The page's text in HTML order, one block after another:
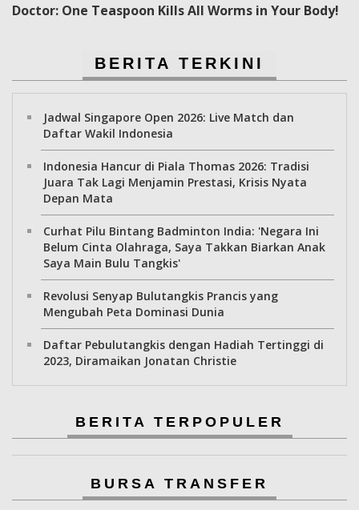
Doctor: One Teaspoon Kills All Worms in Your Body!
BERITA TERKINI
Jadwal Singapore Open 2026: Live Match dan
Daftar Wakil Indonesia
Indonesia Hancur di Piala Thomas 2026: Tradisi
Juara Tak Lagi Menjamin Prestasi, Krisis Nyata
Depan Mata
Curhat Pilu Bintang Badminton India: 'Negara Ini
Belum Cinta Olahraga, Saya Takkan Biarkan Anak
Saya Main Bulu Tangkis'
Revolusi Senyap Bulutangkis Prancis yang
Mengubah Peta Dominasi Dunia
Daftar Pebulutangkis dengan Hadiah Tertinggi di
2023, Diramaikan Jonatan Christie
BERITA TERPOPULER
BURSA TRANSFER